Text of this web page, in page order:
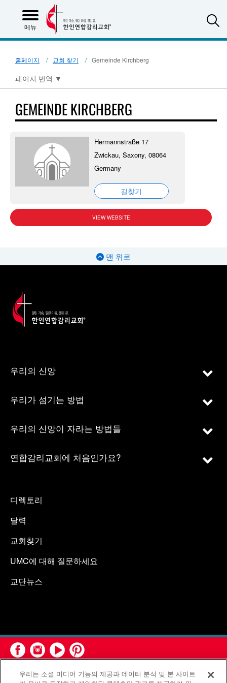
메뉴
홈페이지 교회 찾기 Gemeinde Kirchberg
페이지 번역 ▼
GEMEINDE KIRCHBERG
Hermannstraße 17
Zwickau, Saxony, 08064
Germany
길찾기
VIEW WEBSITE
맨 위로
우리의 신앙
우리가 섬기는 방법
우리의 신앙이 자라는 방법들
연합감리교회에 처음인가요?
디렉토리
달력
교회찾기
UMC에 대해 질문하세요
교단뉴스
우리는 소셜 미디어 기능의 제공과 데이터 분석 및 본 사이트